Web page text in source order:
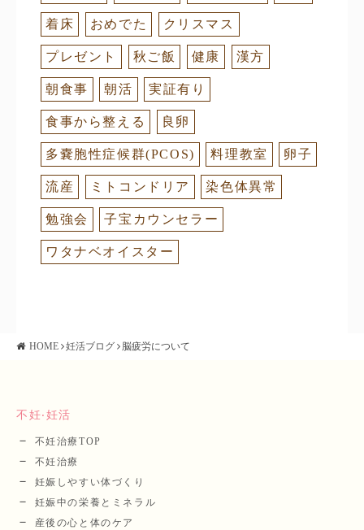
着床 おめでた クリスマス
プレゼント 秋ご飯 健康 漢方
朝食事 朝活 実証有り
食事から整える 良卵
多嚢胞性症候群(PCOS) 料理教室 卵子
流産 ミトコンドリア 染色体異常
勉強会 子宝カウンセラー
ワタナベオイスター
HOME 妊活ブログ 脳疲労について
不妊‧妊活
不妊治療TOP
不妊治療
妊娠しやすい体づくり
妊娠中の栄養とミネラル
産後の⼼と体のケア